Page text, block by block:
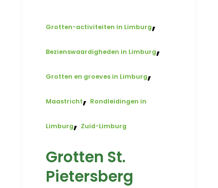
Grotten-activiteiten in Limburg,
Bezienswaardigheden in Limburg,
Grotten en groeves in Limburg,
Maastricht, Rondleidingen in
Limburg, Zuid-Limburg
Grotten St.
Pietersberg